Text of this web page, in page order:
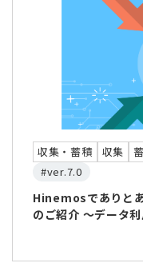
収集・蓄積 収集
#ver.7.0
Hinemosでありと
のご紹介 ～データ